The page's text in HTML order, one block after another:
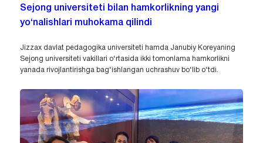
Sejong universiteti bilan hamkorlikning yangi
yo‘nalishlari muhokama qilindi
Jizzax davlat pedagogika universiteti hamda Janubiy Koreyaning
Sejong universiteti vakillari o‘rtasida ikki tomonlama hamkorlikni
yanada rivojlantirishga bag‘ishlangan uchrashuv bo‘lib o‘tdi.